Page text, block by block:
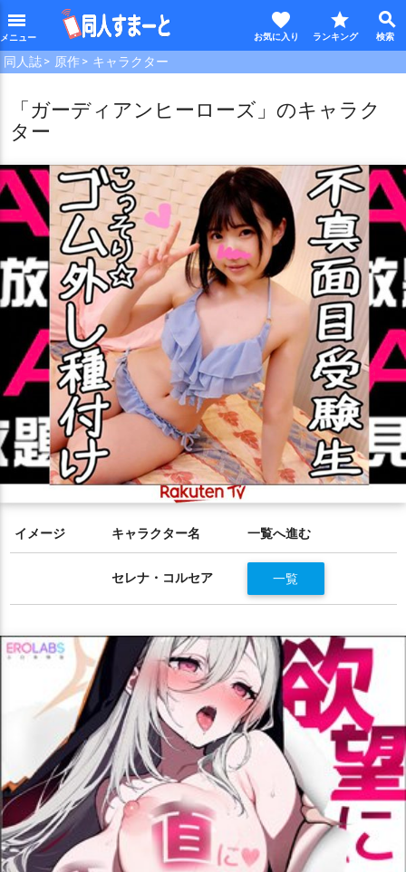
menu search
star
favorite
同人誌 原作 キャラクター
「ガーディアンヒーローズ」のキャラク
ター
イメージ キャラクター名 一覧へ進む
セレナ・コルセア 一覧